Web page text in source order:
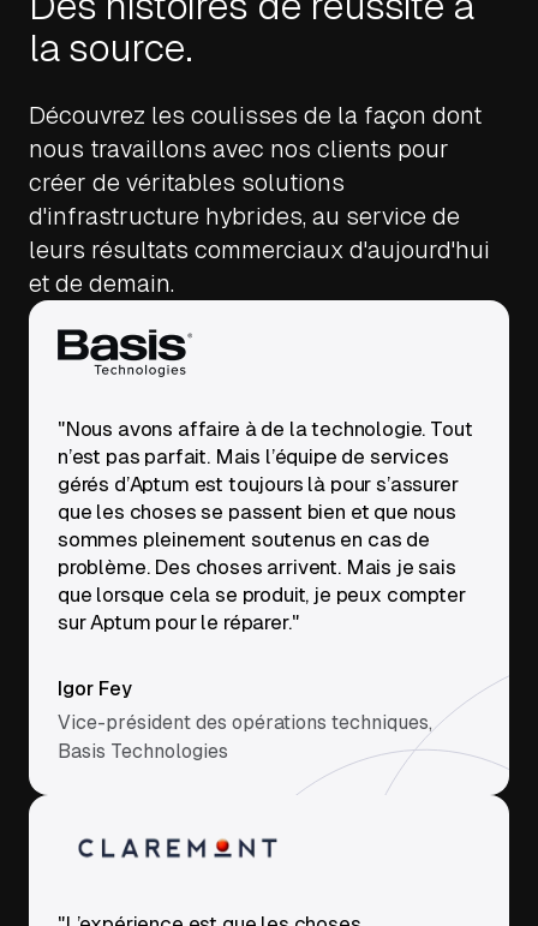
la source.
Découvrez les coulisses de la façon dont
nous travaillons avec nos clients pour
créer de véritables solutions
d'infrastructure hybrides, au service de
leurs résultats commerciaux d'aujourd'hui
et de demain.
"Nous avons affaire à de la technologie. Tout
n’est pas parfait. Mais l’équipe de services
gérés d’Aptum est toujours là pour s’assurer
que les choses se passent bien et que nous
sommes pleinement soutenus en cas de
problème. Des choses arrivent. Mais je sais
que lorsque cela se produit, je peux compter
sur Aptum pour le réparer."
Igor Fey
Vice-président des opérations techniques,
Basis Technologies